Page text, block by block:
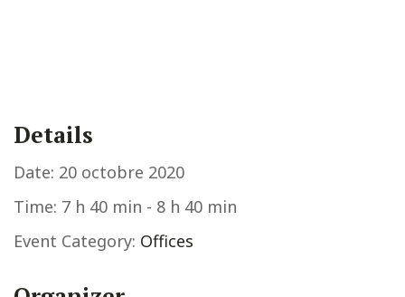
Details
Date: 20 octobre 2020
Time: 7 h 40 min - 8 h 40 min
Event Category: Offices